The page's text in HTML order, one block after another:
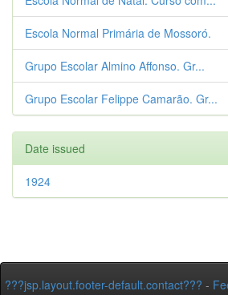
Escola Normal Primária de Mossoró.
Grupo Escolar Almino Affonso. Gr...
Grupo Escolar Felippe Camarão. Gr...
Date issued
1924
???jsp.layout.footer-default.contact??? -